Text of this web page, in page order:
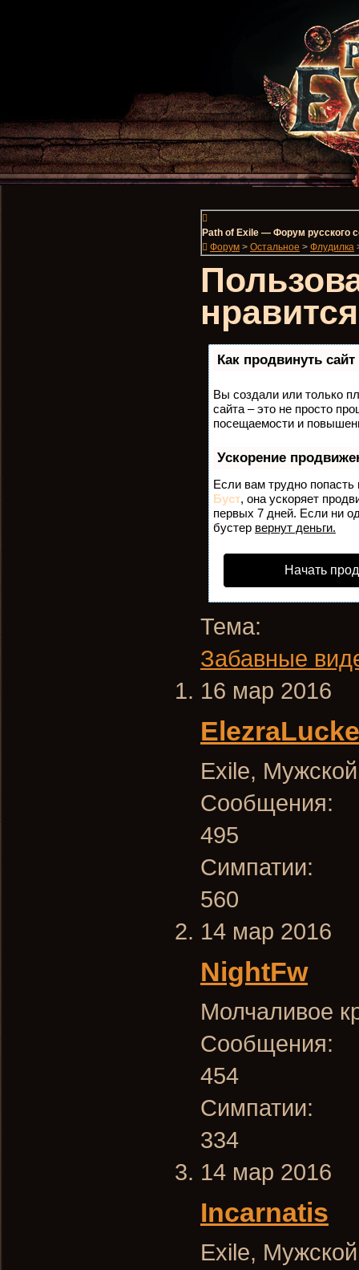
Path of Exile — Форум русского
Форум > Остальное > Флудилка
Как продвинуть
Вы создали или только
сайта – это не просто
посещаемости и
Ускорение
Если вам трудно попасть
Буст, она ускоряет
первых 7 дней. Если ни
бустер вернут деньги.
Начать
Тема:
Забавные
16 мар 2016
Exile, Мужской
Сообщения:
495
Симпатии:
560
14 мар 2016
NightFw
Молчаливое
Сообщения:
454
Симпатии:
334
14 мар 2016
Incarnatis
Exile, Мужской